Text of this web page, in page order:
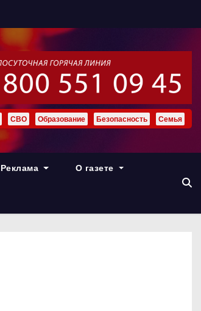
СВО Образование Безопасность Семья
Реклама О газете